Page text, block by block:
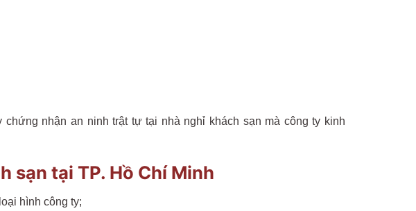
nhận an ninh trật tự tại nhà nghỉ khách sạn mà công ty kinh
sạn tại TP. Hồ Chí Minh
hình công ty;